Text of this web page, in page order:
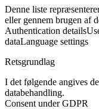
Denne liste
eller gennem brugen af
Authentication details
dataLanguage settings
Retsgrundlag
I det følgende angives
databehandling.
Consent under GDPR